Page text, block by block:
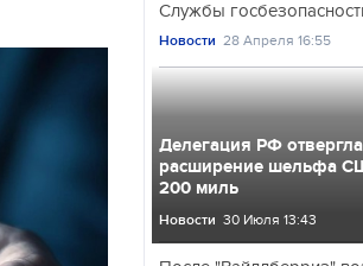
Службы
Новости 28 Апреля 16:55
Делегация РФ отвергла
расширение шельфа
200 миль
Новости 30 Июля 13:43